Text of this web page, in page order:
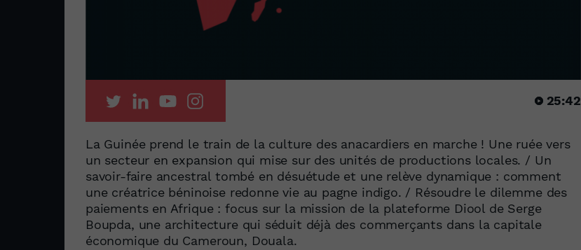
25:42
La Guinée prend le train de la culture des anacardiers en marche ! Une ruée vers
un secteur en expansion qui mise sur des unités de productions locales. / Un
savoir-faire ancestral tombé en désuétude et une relève dynamique : comment
une créatrice béninoise redonne vie au pagne indigo. / Résoudre le dilemme des
paiements en Afrique : focus sur la mission de la plateforme Diool de Serge
Boupda, une architecture qui séduit déjà des commerçants dans la capitale
économique du Cameroun, Douala.